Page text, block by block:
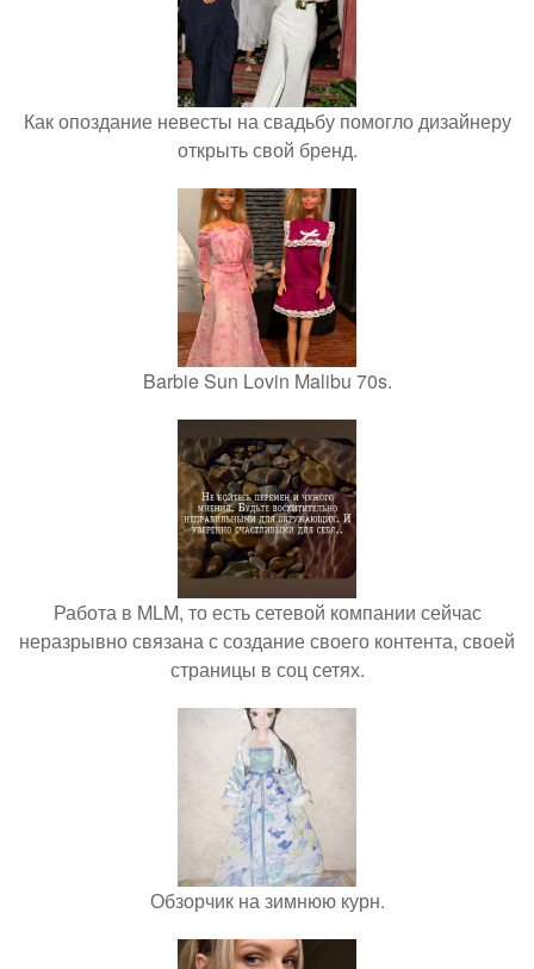
Как опоздание невесты на свадьбу помогло дизайнеру
открыть свой бренд.
Barbie Sun Lovin Malibu 70s.
Работа в MLM, то есть сетевой компании сейчас
неразрывно связана с создание своего контента, своей
страницы в соц сетях.
Обзорчик на зимнюю курн.